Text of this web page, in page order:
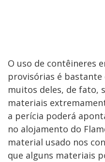
O uso de contêineres
provisórias é bastante
muitos deles, de fato,
materiais
a perícia poderá
no alojamento do
material usado nos
que alguns materiais